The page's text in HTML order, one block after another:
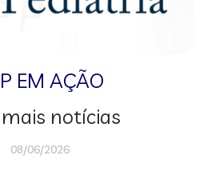
EM AÇÃO
notícias
08/06/2026